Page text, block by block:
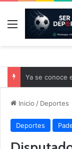
Menú
Ya se conoce
Inicio / Deportes
Deportes